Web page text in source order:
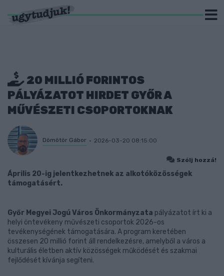
20 MILLIÓ FORINTOS
PÁLYÁZATOT HIRDET GYŐR A
MŰVÉSZETI CSOPORTOKNAK
Dömötör Gábor 2026-03-20 08:15:00
Szólj hozzá!
Április 20-ig jelentkezhetnek az alkotóközösségek
támogatásért.
Győr Megyei Jogú Város Önkormányzata pályázatot írt ki a
helyi öntevékeny művészeti csoportok 2026-os
tevékenységének támogatására. A program keretében
összesen 20 millió forint áll rendelkezésre, amelyből a város a
kulturális életben aktív közösségek működését és szakmai
fejlődését kívánja segíteni.